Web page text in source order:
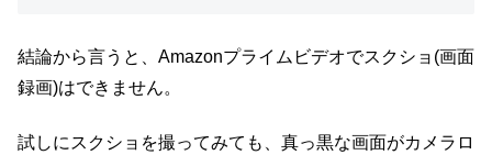
結論から言うと、Amazonプライムビデオでスクショ(画面
録画)はできません。
試しにスクショを撮ってみても、真っ黒な画面がカメラロ